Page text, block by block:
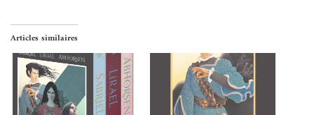
Articles similaires